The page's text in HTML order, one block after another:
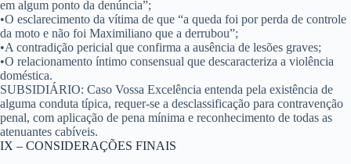
em algum ponto da denúncia”;
•O esclarecimento da vítima de que “a queda foi por perda de controle
da moto e não foi Maximiliano que a derrubou”;
•A contradição pericial que confirma a ausência de lesões graves;
•O relacionamento íntimo consensual que descaracteriza a violência
doméstica.
SUBSIDIÁRIO: Caso Vossa Excelência entenda pela existência de
alguma conduta típica, requer-se a desclassificação para contravenção
penal, com aplicação de pena mínima e reconhecimento de todas as
atenuantes cabíveis.
IX – CONSIDERAÇÕES FINAIS